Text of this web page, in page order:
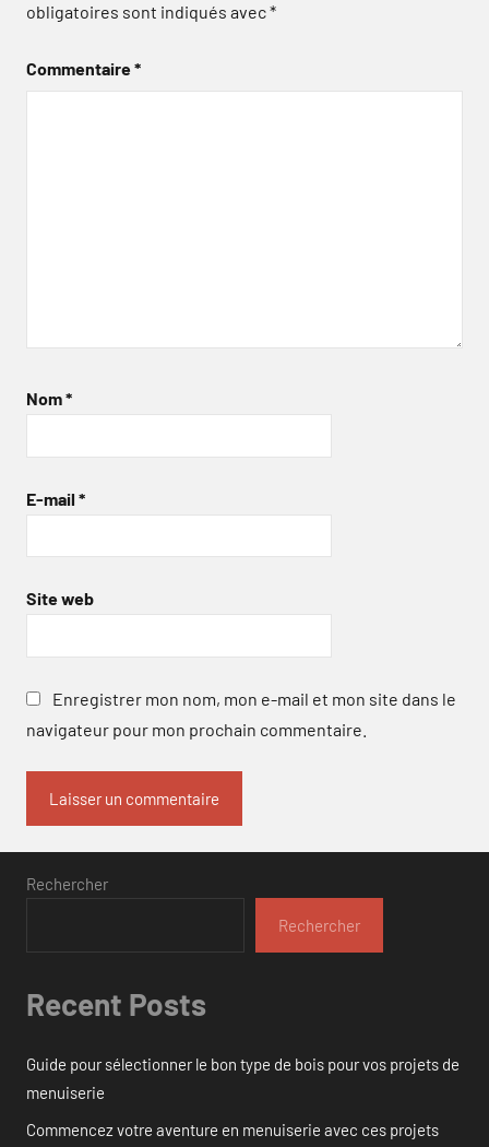
obligatoires sont indiqués avec*
Commentaire*
Nom*
E-mail *
Site web
Enregistrer mon nom, mon e-mail et mon site dans le
navigateur pour mon prochain commentaire.
Rechercher
Rechercher
Recent Posts
Guide pour sélectionner le bon type de bois pour vos projets de
menuiserie
Commencez votre aventure en menuiserie avec ces projets